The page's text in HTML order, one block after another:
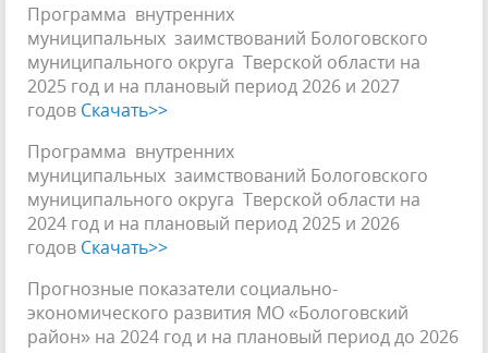
Программа внутренних
муниципальных заимствований Бологовского
муниципального округа Тверской области на
2025 год и на плановый период 2026 и 2027
годов Скачать>>
Программа внутренних
муниципальных заимствований Бологовского
муниципального округа Тверской области на
2024 год и на плановый период 2025 и 2026
годов Скачать>>
Прогнозные показатели социально-
экономического развития МО «Бологовский
район» на 2024 год и на плановый период до 2026